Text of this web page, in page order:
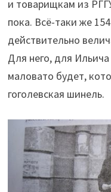
и товарищкам из
пока. Всё-таки же
действительно
Для него, для
маловато будет,
гоголевская шинель.